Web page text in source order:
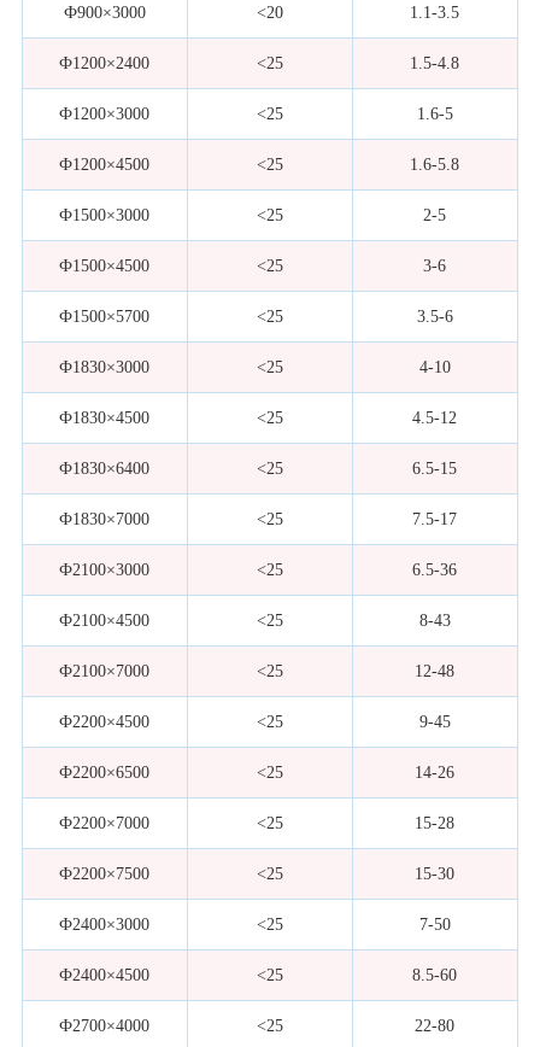
Ф900×3000 <20 1.1-3.5
Ф1200×2400 <25 1.5-4.8
Ф1200×3000 <25 1.6-5
Ф1200×4500 <25 1.6-5.8
Ф1500×3000 <25 2-5
Ф1500×4500 <25 3-6
Ф1500×5700 <25 3.5-6
Ф1830×3000 <25 4-10
Ф1830×4500 <25 4.5-12
Ф1830×6400 <25 6.5-15
Ф1830×7000 <25 7.5-17
Ф2100×3000 <25 6.5-36
Ф2100×4500 <25 8-43
Ф2100×7000 <25 12-48
Ф2200×4500 <25 9-45
Ф2200×6500 <25 14-26
Ф2200×7000 <25 15-28
Ф2200×7500 <25 15-30
Ф2400×3000 <25 7-50
Ф2400×4500 <25 8.5-60
Ф2700×4000 <25 22-80